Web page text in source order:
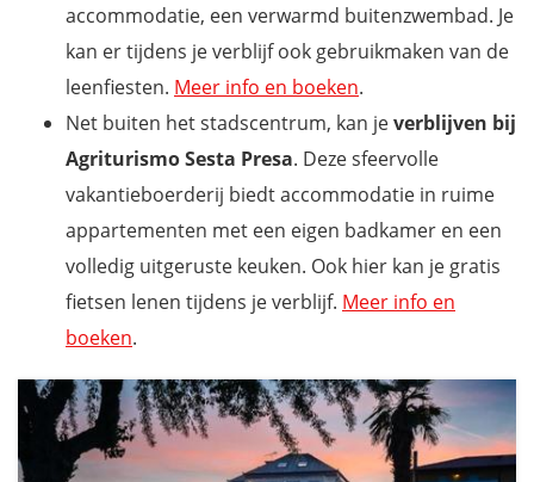
accommodatie, een verwarmd buitenzwembad. Je
kan er tijdens je verblijf ook gebruikmaken van de
leenfiesten. Meer info en boeken.
Net buiten het stadscentrum, kan jeverblijven bij
Agriturismo Sesta Presa. Deze sfeervolle
vakantieboerderij biedt accommodatie in ruime
appartementen met een eigen badkamer en een
volledig uitgeruste keuken. Ook hier kan je gratis
fietsen lenen tijdens je verblijf. Meer info en
boeken.